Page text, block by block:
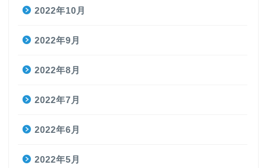
2022年10月
2022年9月
2022年8月
2022年7月
2022年6月
2022年5月